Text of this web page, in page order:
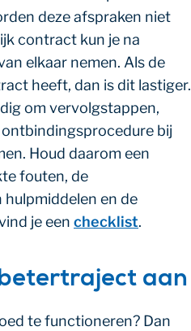
deze afspraken niet
contract kun je na
elkaar nemen. Als de
heeft, dan is dit lastiger.
om vervolgstappen,
bij
Houd daarom een
fouten, de
en de
je een checklist.
aan
te functioneren? Dan